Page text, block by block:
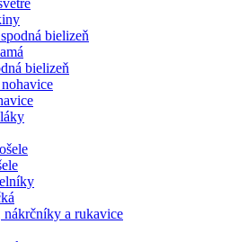
bielizeň
bielizeň
nákrčníky a rukavice